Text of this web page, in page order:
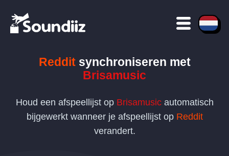
Redditsynchroniseren met
Brisamusic
Houd een afspeellijst op Brisamusicautomatisch
bijgewerkt wanneer je afspeellijst op Reddit
verandert.